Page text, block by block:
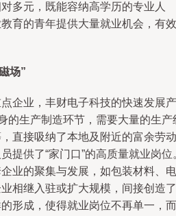
多元，既能容纳高学历的专业人
育的青年提供大量就业机会，有效
场”
企业，丰财电子科技的快速发展产
的生产制造环节，需要大量的生产
直接吸纳了本地及附近的富余劳动
提供了“家门口”的高质量就业岗位
业的聚集与发展，如包装材料、电
相继入驻或扩大规模，间接创造了
形成，使得就业岗位不再单一，而